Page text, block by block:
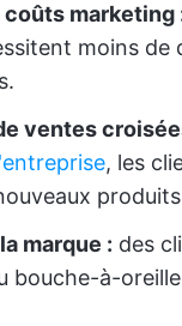
marketing
moins de
ventes
, les
marque : des
bouche-à-